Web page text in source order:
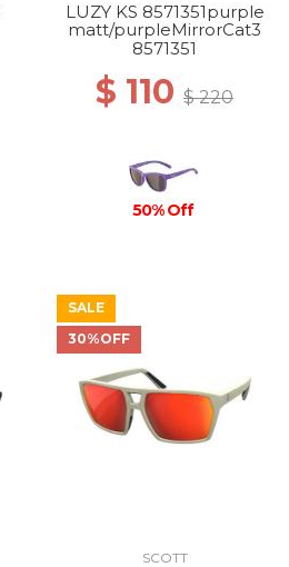
LUZY KS 8571351purple
matt/purpleMirrorCat3
8571351
$ 110 $ 220
50% Off
SALE
30%OFF
SCOTT